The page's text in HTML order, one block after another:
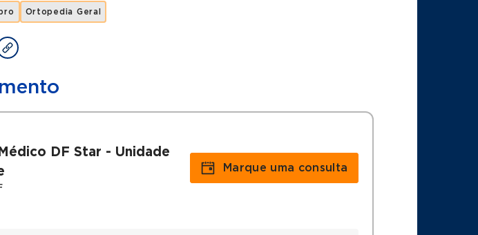
Ortopedia Geral
DF Star - Unidade
Marque uma consulta